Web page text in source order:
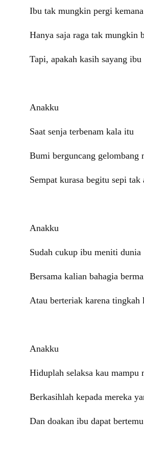
Ibu tak mungkin pergi kemana
Hanya saja raga tak mungkin
Tapi, apakah kasih sayang ibu
Anakku
Saat senja terbenam kala itu
Bumi berguncang gelombang
Sempat kurasa begitu sepi
Anakku
Sudah cukup ibu meniti dunia
Bersama kalian bahagia
Atau berteriak karena tingkah
Anakku
Hiduplah selaksa kau mampu
Berkasihlah kepada mereka
Dan doakan ibu dapat